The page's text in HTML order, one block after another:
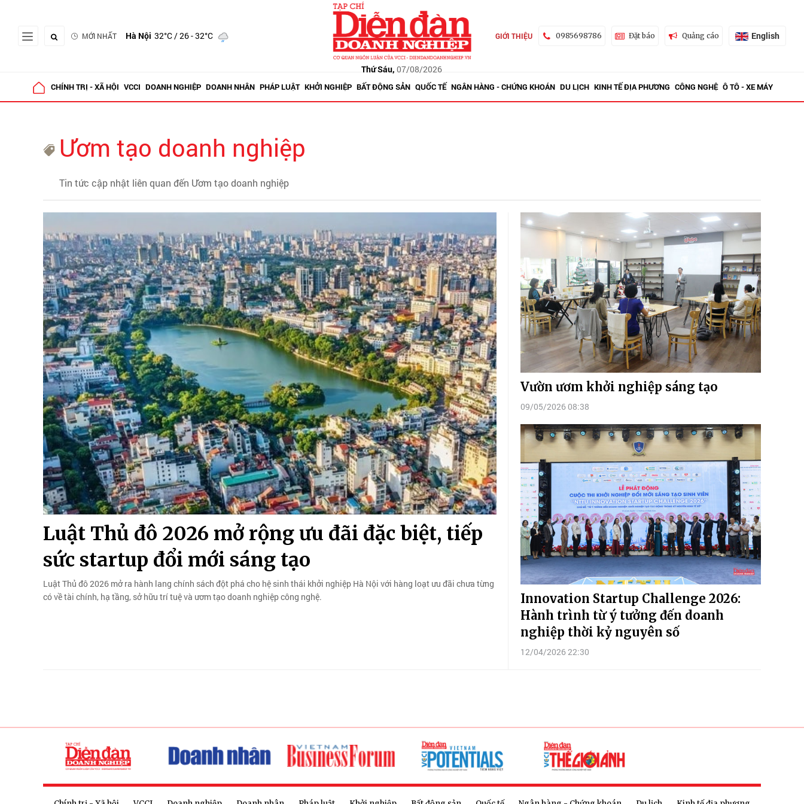
MỚI NHẤT Hà Nội 32°C/ 26 - 32°C
Thứ Sáu, 07/08/2026
GIỚI THIỆU 0985698786 Đặt báo Quảng cáo English
CHÍNH TRỊ - XÃ HỘI VCCI DOANH NGHIỆP DOANH NHÂN PHÁP LUẬT KHỞI NGHIỆP BẤT ĐỘNG SẢN QUỐC TẾ NGÂN HÀNG - CHỨNG KHOÁN DU LỊCH KINH TẾ ĐỊA PHƯƠNG CÔNG NGHỆ Ô TÔ - XE MÁY
Ươm tạo doanh nghiệp
Tin tức cập nhật liên quan đến Ươm tạo doanh nghiệp
Luật Thủ đô 2026 mở rộng ưu đãi đặc biệt, tiếp
sức startup đổi mới sáng tạo
Luật Thủ đô 2026 mở ra hành lang chính sách đột phá cho hệ sinh thái khởi nghiệp Hà Nội với hàng loạt ưu đãi chưa từng
có về tài chính, hạ tầng, sở hữu trí tuệ và ươm tạo doanh nghiệp công nghệ.
Vườn ươm khởi nghiệp sáng tạo
09/05/2026 08:38
Innovation Startup Challenge 2026:
Hành trình từ ý tưởng đến doanh
nghiệp thời kỷ nguyên số
12/04/2026 22:30